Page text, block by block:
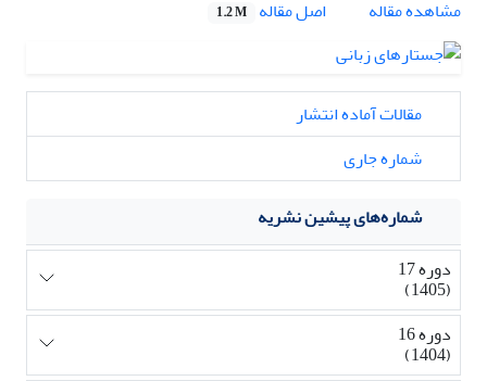
مشاهده مقاله
اصل مقاله 1.2 M
مقالات آماده انتشار
شماره جاری
شماره‌های پیشین نشریه
دوره 17
(1405)
دوره 16
(1404)